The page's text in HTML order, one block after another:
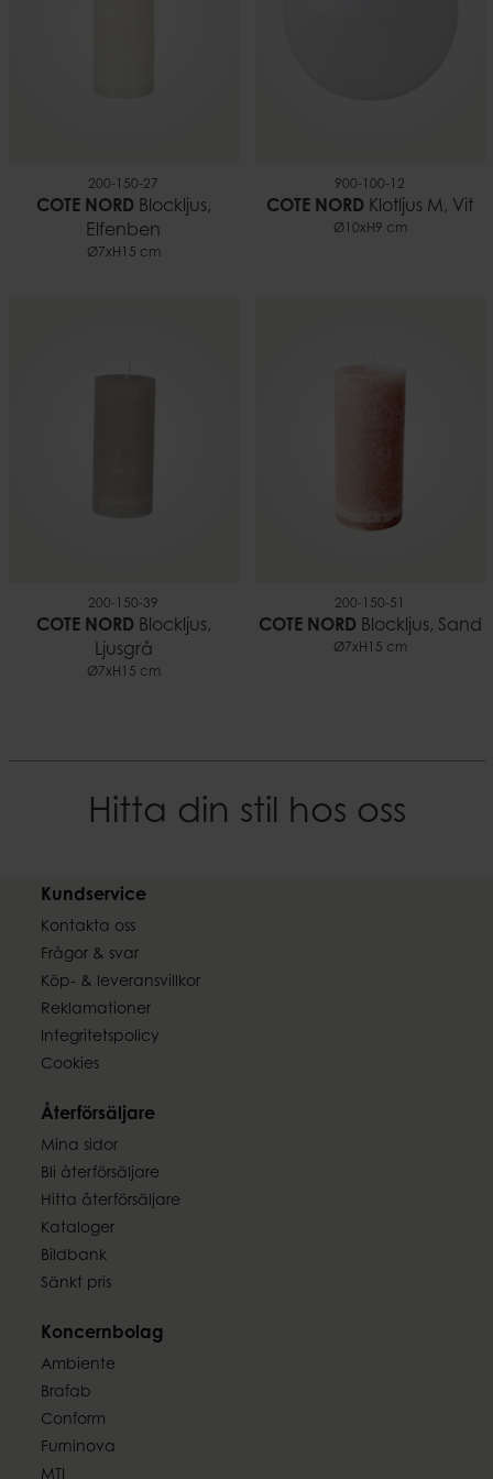
200-150-27
COTE NORD Blockljus,
Elfenben
Ø7xH15 cm
900-100-12
COTE NORD Klotljus M, Vit
Ø10xH9 cm
200-150-39
COTE NORD Blockljus,
Ljusgrå
Ø7xH15 cm
200-150-51
COTE NORD Blockljus, Sand
Ø7xH15 cm
Hitta din stil hos oss
Kundservice
Kontakta oss
Frågor & svar
Köp- & leveransvillkor
Reklamationer
Integritetspolicy
Cookies
Återförsäljare
Mina sidor
Bli återförsäljare
Hitta återförsäljare
Kataloger
Bildbank
Sänkt pris
Koncernbolag
Ambiente
Brafab
Conform
Furninova